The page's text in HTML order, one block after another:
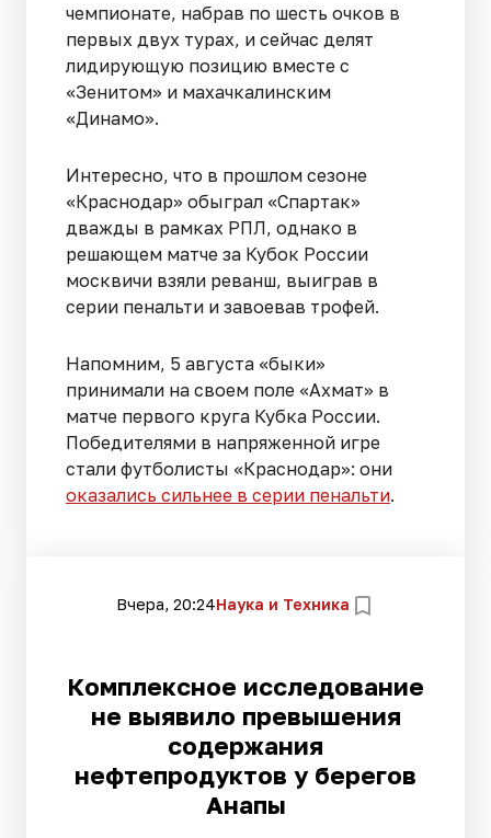
чемпионате, набрав по шесть очков в
первых двух турах, и сейчас делят
лидирующую позицию вместе с
«Зенитом» и махачкалинским
«Динамо».
Интересно, что в прошлом сезоне
«Краснодар» обыграл «Спартак»
дважды в рамках РПЛ, однако в
решающем матче за Кубок России
москвичи взяли реванш, выиграв в
серии пенальти и завоевав трофей.
Напомним, 5 августа «быки»
принимали на своем поле «Ахмат» в
матче первого круга Кубка России.
Победителями в напряженной игре
стали футболисты «Краснодар»: они
оказались сильнее в серии пенальти.
Вчера, 20:24Наука и Техника
Комплексное исследование
не выявило превышения
содержания
нефтепродуктов у берегов
Анапы